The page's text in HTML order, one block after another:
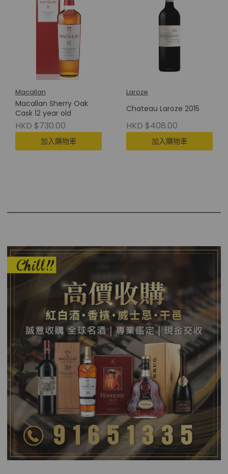
Macallan
Macallan Sherry Oak
Cask 12 year old
HKD $730.00
加入購物車
Laroze
Chateau Laroze 2015
HKD $408.00
加入購物車